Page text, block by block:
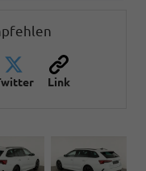
Link